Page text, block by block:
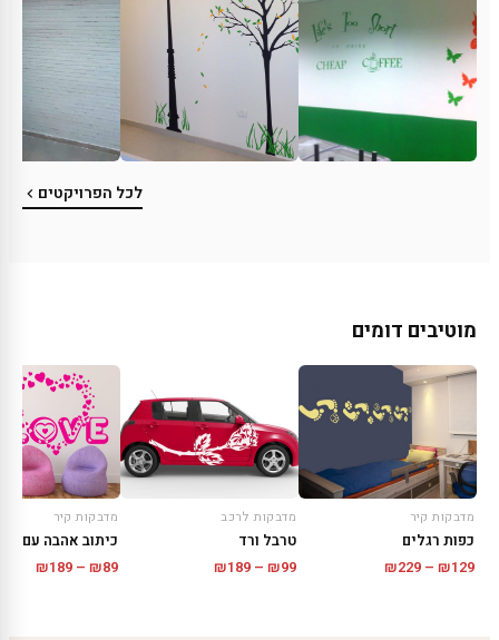
לכל הפרויקטים
מוטיבים דומים
מדבקות קיר
כפות רגלים
₪129
–
₪229
מדבקות לרכב
טרבל ורד
₪99
–
₪189
מדבקות קיר
₪89
–
₪189